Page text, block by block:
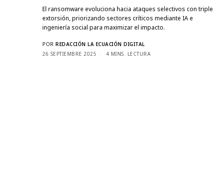
El ransomware evoluciona hacia ataques selectivos con triple
extorsión, priorizando sectores críticos mediante IA e
ingeniería social para maximizar el impacto.
POR REDACCIÓN LA ECUACIÓN DIGITAL
26 SEPTIEMBRE 2025
4 MINS. LECTURA